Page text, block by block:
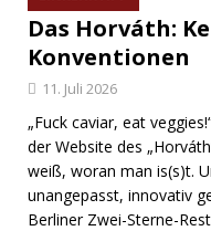
Das Horváth:
Konventionen
11. Juli 2026
„Fuck caviar, eat
der Website des
weiß, woran man is(s)t.
unangepasst, innovativ
Berliner Zwei-Sterne-